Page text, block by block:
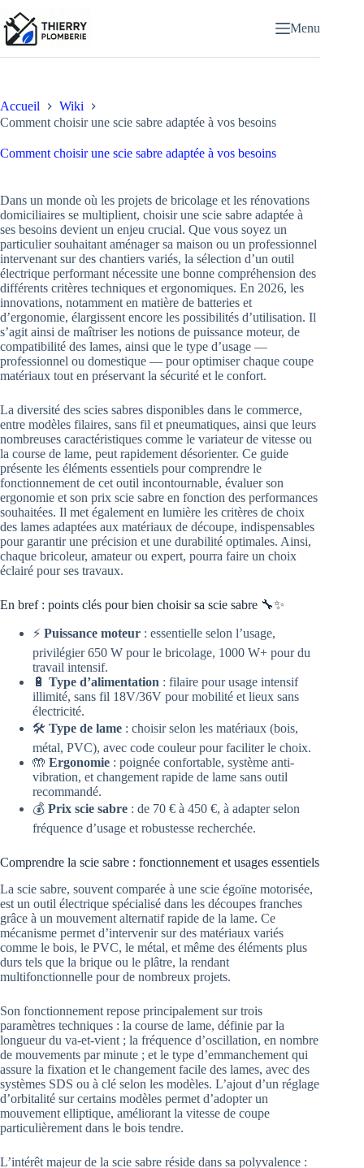
au
contenu
Menu
Accueil
Wiki
Comment choisir une scie sabre adaptée à vos besoins
Comment choisir une scie sabre adaptée à vos besoins
Dans un monde où les projets de bricolage et les rénovations
domiciliaires se multiplient, choisir une scie sabre adaptée à
ses besoins devient un enjeu crucial. Que vous soyez un
particulier souhaitant aménager sa maison ou un professionnel
intervenant sur des chantiers variés, la sélection d’un outil
électrique performant nécessite une bonne compréhension des
différents critères techniques et ergonomiques. En 2026, les
innovations, notamment en matière de batteries et
d’ergonomie, élargissent encore les possibilités d’utilisation. Il
s’agit ainsi de maîtriser les notions de puissance moteur, de
compatibilité des lames, ainsi que le type d’usage —
professionnel ou domestique — pour optimiser chaque coupe
matériaux tout en préservant la sécurité et le confort.
La diversité des scies sabres disponibles dans le commerce,
entre modèles filaires, sans fil et pneumatiques, ainsi que leurs
nombreuses caractéristiques comme le variateur de vitesse ou
la course de lame, peut rapidement désorienter. Ce guide
présente les éléments essentiels pour comprendre le
fonctionnement de cet outil incontournable, évaluer son
ergonomie et son prix scie sabre en fonction des performances
souhaitées. Il met également en lumière les critères de choix
des lames adaptées aux matériaux de découpe, indispensables
pour garantir une précision et une durabilité optimales. Ainsi,
chaque bricoleur, amateur ou expert, pourra faire un choix
éclairé pour ses travaux.
En bref : points clés pour bien choisir sa scie sabre 🔧✨
⚡ Puissance moteur : essentielle selon l’usage,
privilégier 650 W pour le bricolage, 1000 W+ pour du
travail intensif.
🔋 Type d’alimentation : filaire pour usage intensif
illimité, sans fil 18V/36V pour mobilité et lieux sans
électricité.
🛠️ Type de lame : choisir selon les matériaux (bois,
métal, PVC), avec code couleur pour faciliter le choix.
🤲 Ergonomie : poignée confortable, système anti-
vibration, et changement rapide de lame sans outil
recommandé.
💰 Prix scie sabre : de 70 € à 450 €, à adapter selon
fréquence d’usage et robustesse recherchée.
Comprendre la scie sabre : fonctionnement et usages essentiels
La scie sabre, souvent comparée à une scie égoïne motorisée,
est un outil électrique spécialisé dans les découpes franches
grâce à un mouvement alternatif rapide de la lame. Ce
mécanisme permet d’intervenir sur des matériaux variés
comme le bois, le PVC, le métal, et même des éléments plus
durs tels que la brique ou le plâtre, la rendant
multifonctionnelle pour de nombreux projets.
Son fonctionnement repose principalement sur trois
paramètres techniques : la course de lame, définie par la
longueur du va-et-vient ; la fréquence d’oscillation, en nombre
de mouvements par minute ; et le type d’emmanchement qui
assure la fixation et le changement facile des lames, avec des
systèmes SDS ou à clé selon les modèles. L’ajout d’un réglage
d’orbitalité sur certains modèles permet d’adopter un
mouvement elliptique, améliorant la vitesse de coupe
particulièrement dans le bois tendre.
L’intérêt majeur de la scie sabre réside dans sa polyvalence :